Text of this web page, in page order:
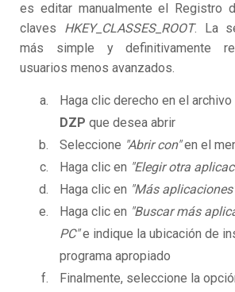
es editar manualmente el Registro
claves HKEY_CLASSES_ROOT. La
más simple y definitivamente
usuarios menos avanzados.
Haga clic derecho en el
DZP que desea abrir
Seleccione "Abrir con"en el
Haga clic en "Elegir otra
Haga clic en "Más
Haga clic en "Buscar más
PC"e indique la ubicación de
programa apropiado
Finalmente, seleccione la